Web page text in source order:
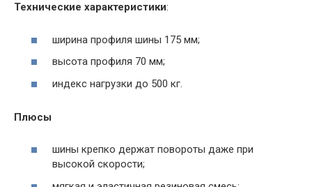
Технические характеристики:
ширина профиля шины 175 мм;
высота профиля 70 мм;
индекс нагрузки до 500 кг.
Плюсы
шины крепко держат повороты даже при
высокой скорости;